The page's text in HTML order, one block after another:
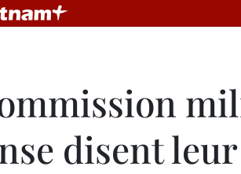
disent